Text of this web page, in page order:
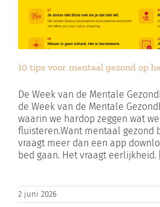
10 tips voor mentaal gezond op
De Week van de Mentale
de Week van de Mentale
waarin we hardop zeggen wat
fluisteren.Want mentaal gezond
vraagt meer dan een app
bed gaan. Het vraagt eerlijkheid.
2 juni 2026